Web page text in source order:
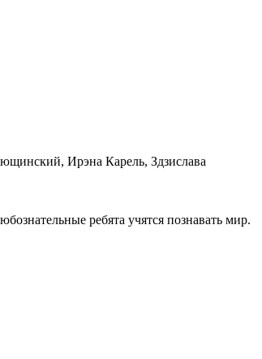
Ирэна Карель, Здзислава
ребята учятся познавать мир.